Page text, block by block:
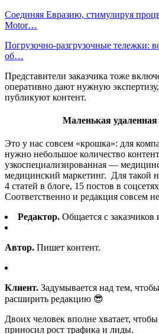
Соединяя Евразию, стимулируя
Motor…
Погрузочно-разгрузочные тележки:
об…
Представители заказчика тоже
оперативно дают нужную
публикуют контент.
Маленькая
Это у нас совсем «крошка»: для
нужно небольшое количество
узкоспециализированная —
медицинский маркетинг. Для такой
4 статей в блоге, 15 постов в
Соответственно и редакция совсем
Редактор. Общается с заказчиков
Автор. Пишет контент.
Клиент. Задумывается над тем,
расширить редакцию 😎
Двоих человек вполне хватает,
приносил рост трафика и лиды.